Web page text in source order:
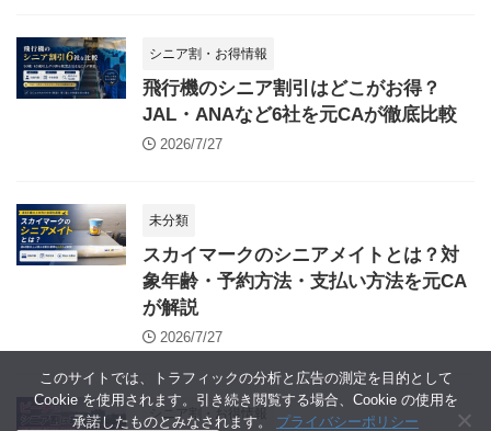
シニア割・お得情報
飛行機のシニア割引はどこがお得？
JAL・ANAなど6社を元CAが徹底比較
2026/7/27
未分類
スカイマークのシニアメイトとは？対
象年齢・予約方法・支払い方法を元CA
が解説
2026/7/27
シニア割・お得情報
このサイトでは、トラフィックの分析と広告の測定を目的として
Cookie を使用されます。引き続き閲覧する場合、Cookie の使用を
承諾したものとみなされます。 プライバシーポリシー